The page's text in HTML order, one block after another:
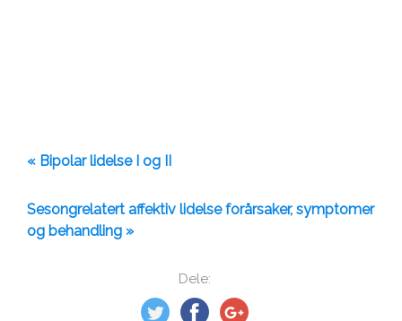
Dele:
« Bipolar lidelse I og II
Sesongrelatert affektiv lidelse forårsaker, symptomer
og behandling »